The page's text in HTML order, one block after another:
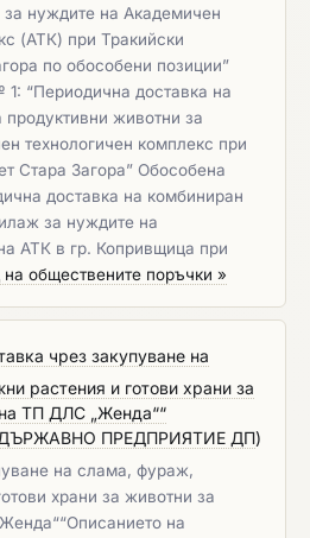
за нуждите на Академичен
(АТК) при Тракийски
по обособени позиции”
“Периодична доставка на
животни за
технологичен комплекс при
Стара Загора” Обособена
доставка на комбиниран
за нуждите на
АТК в гр. Копривщица при
на обществените поръчки »
чрез закупуване на
растения и готови храни за
ТП ДЛС „Женда““
ПРЕДПРИЯТИЕ ДП)
на слама, фураж,
храни за животни за
на